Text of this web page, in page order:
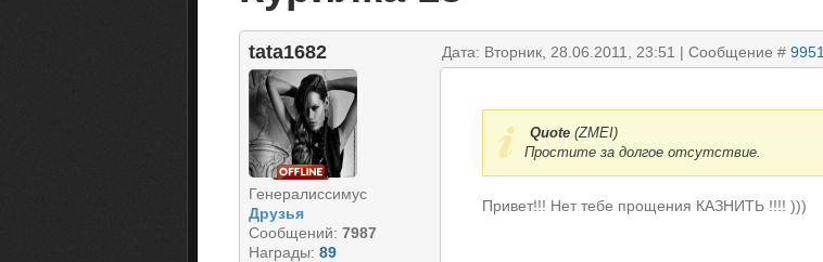
tata1682 Дата: Вторник, 28.06.2011, 23:51 | Сообщение # 9951
Генералиссимус
Друзья
Сообщений: 7987
Награды: 89
Quote (ZMEI)
Простите за долгое отсутствие.
Привет!!! Нет тебе прощения КАЗНИТЬ !!!! )))